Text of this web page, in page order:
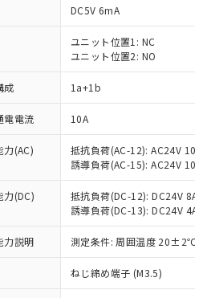
DC5V 6mA
ユニット位置1: NC
ユニット位置2: NO
成 1a+1b
電電流 10A
力(AC)
抵抗負荷(AC-12): AC24V 10A/
誘導負荷(AC-15): AC24V
力(DC)
抵抗負荷(DC-12): DC24V 8A/
誘導負荷(DC-13): DC24V 4A/
力説明 測定条件: 周囲温度 20±2℃、
ねじ締め端子 (M3.5)
RoHS指令（10物質）の
製品が提供可能な商品で